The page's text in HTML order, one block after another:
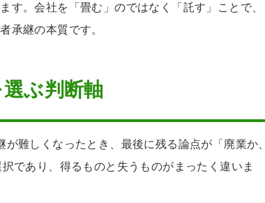
す。会社を「畳む」のではなく「託す」ことで、
承継の本質です。
ぶ判断軸
難しくなったとき、最後に残る論点が「廃業か、
であり、得るものと失うものがまったく違いま